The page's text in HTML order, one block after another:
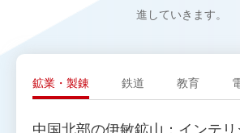
進していきます。
鉱業・製錬 鉄道 教育
中国北部の伊敏鉱山：インテ